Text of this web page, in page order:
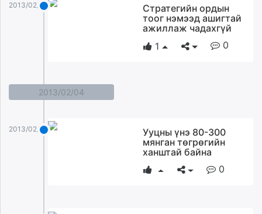
2013/02/05
Стратегийн ордын
тоог нэмээд ашигтай
ажиллаж чадахгүй
1
0
2013/02/04
2013/02/04
Ууцны үнэ 80-300
мянган төгрөгийн
ханштай байна
0